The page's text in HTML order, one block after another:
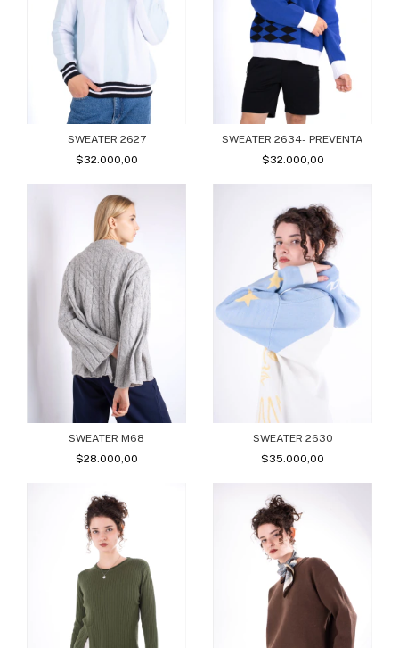
SWEATER 2627
$32.000,00
SWEATER 2634- PREVENTA
$32.000,00
SWEATER M68
$28.000,00
SWEATER 2630
$35.000,00